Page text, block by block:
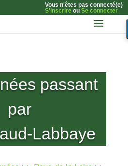
Vous n'êtes pas connecté(e)
S'inscrireou Se connecter
passant
par
Labbaye